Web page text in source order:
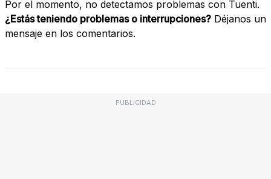
Por el momento, no detectamos problemas con Tuenti.
¿Estás teniendo problemas o interrupciones? Déjanos un
mensaje en los comentarios.
PUBLICIDAD